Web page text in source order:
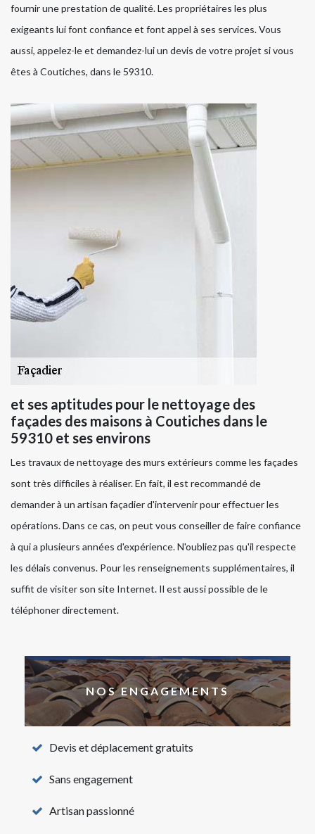
fournir une prestation de qualité. Les propriétaires les plus
exigeants lui font confiance et font appel à ses services. Vous
aussi, appelez-le et demandez-lui un devis de votre projet si vous
êtes à Coutiches, dans le 59310.
et ses aptitudes pour le nettoyage des
façades des maisons à Coutiches dans le
59310 et ses environs
Les travaux de nettoyage des murs extérieurs comme les façades
sont très difficiles à réaliser. En fait, il est recommandé de
demander à un artisan façadier d'intervenir pour effectuer les
opérations. Dans ce cas, on peut vous conseiller de faire confiance
à qui a plusieurs années d'expérience. N'oubliez pas qu'il respecte
les délais convenus. Pour les renseignements supplémentaires, il
suffit de visiter son site Internet. Il est aussi possible de le
téléphoner directement.
NOS ENGAGEMENTS
Devis et déplacement gratuits
Sans engagement
Artisan passionné